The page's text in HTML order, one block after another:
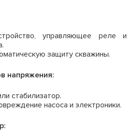
управляющее реле и
защиту скважины.
напряжения:
стабилизатор.
насоса и электроники.